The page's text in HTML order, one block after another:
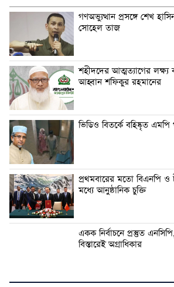
গণঅভ্যুত্থান প্রসঙ্গে শেখ
সোহেল তাজ
শহীদদের আত্মত্যাগের লক্ষ্য
আহ্বান শফিকুর রহমানের
ভিডিও বিতর্কে বহিষ্কৃত
প্রথমবারের মতো বিএনপি ও
মধ্যে আনুষ্ঠানিক চুক্তি
একক নির্বাচনে প্রস্তুত
বিস্তারেই অগ্রাধিকার